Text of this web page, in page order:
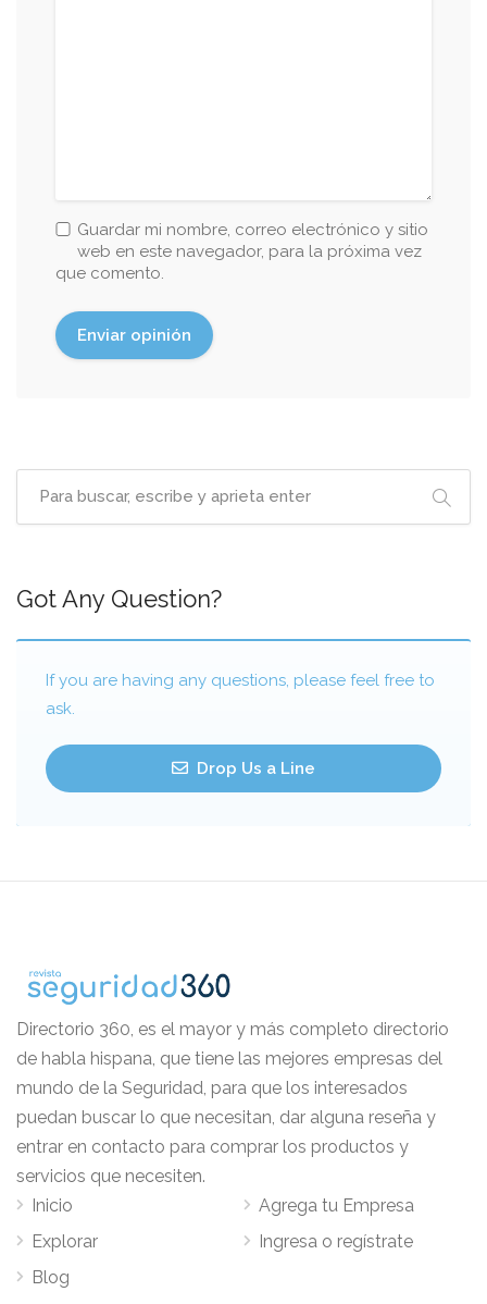
Guardar mi nombre, correo electrónico y sitio
web en este navegador, para la próxima vez
que comento.
Got Any Question?
If you are having any questions, please feel free to
ask.
Drop Us a Line
Directorio 360, es el mayor y más completo directorio
de habla hispana, que tiene las mejores empresas del
mundo de la Seguridad, para que los interesados
puedan buscar lo que necesitan, dar alguna reseña y
entrar en contacto para comprar los productos y
servicios que necesiten.
Inicio
Explorar
Blog
Agrega tu Empresa
Ingresa o regístrate